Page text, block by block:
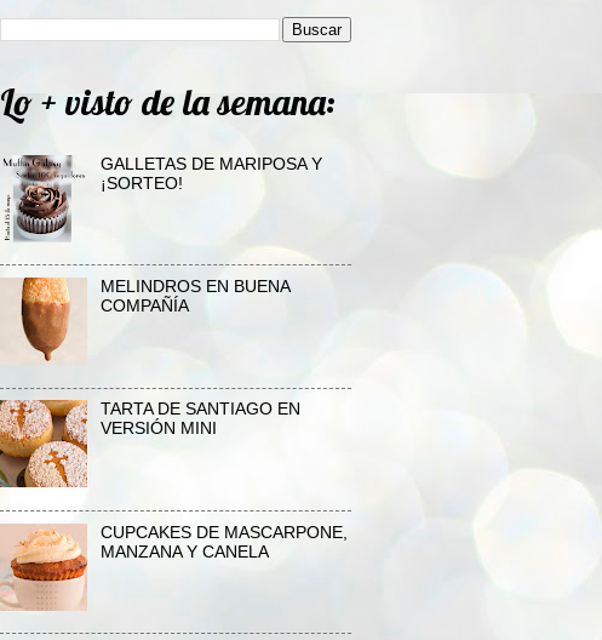
Lo + visto de la semana:
GALLETAS DE MARIPOSA Y
¡SORTEO!
MELINDROS EN BUENA
COMPAÑÍA
TARTA DE SANTIAGO EN
VERSIÓN MINI
CUPCAKES DE MASCARPONE,
MANZANA Y CANELA